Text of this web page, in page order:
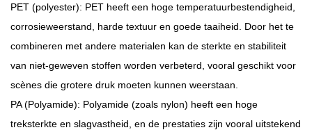
PET (polyester): PET heeft een hoge temperatuurbestendigheid,
corrosieweerstand, harde textuur en goede taaiheid. Door het te
combineren met andere materialen kan de sterkte en stabiliteit
van niet-geweven stoffen worden verbeterd, vooral geschikt voor
scènes die grotere druk moeten kunnen weerstaan.
PA (Polyamide): Polyamide (zoals nylon) heeft een hoge
treksterkte en slagvastheid, en de prestaties zijn vooral uitstekend